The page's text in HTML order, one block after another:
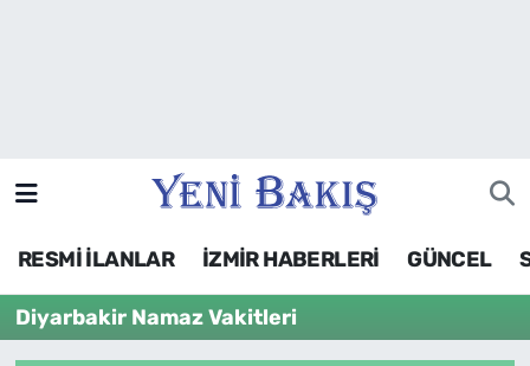
RESMİ İLANLAR İZMİR HABERLERİ GÜNCEL
Diyarbakir Namaz Vakitleri
Siyaset
Asayiş / Polis-Adliye